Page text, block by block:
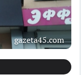
gazeta45.com